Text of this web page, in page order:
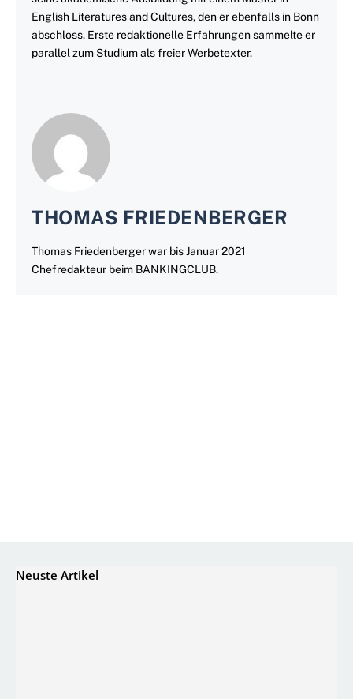
English Literatures and Cultures, den er ebenfalls in Bonn
abschloss. Erste redaktionelle Erfahrungen sammelte er
parallel zum Studium als freier Werbetexter.
THOMAS FRIEDENBERGER
Thomas Friedenberger war bis Januar 2021
Chefredakteur beim BANKINGCLUB.
Neuste Artikel